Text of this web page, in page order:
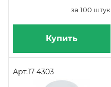
за 100 штук
Купить
Арт.17-4303